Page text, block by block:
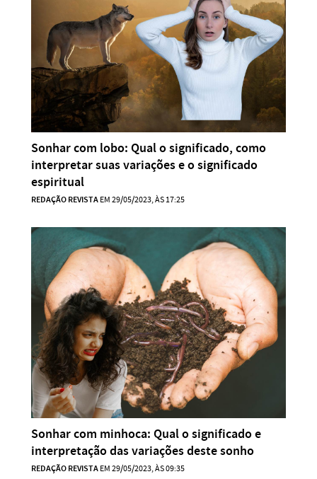
Sonhar com lobo: Qual o significado, como
interpretar suas variações e o significado
espiritual
REDAÇÃO REVISTAEM 29/05/2023, ÀS 17:25
Sonhar com minhoca: Qual o significado e
interpretação das variações deste sonho
REDAÇÃO REVISTAEM 29/05/2023, ÀS 09:35